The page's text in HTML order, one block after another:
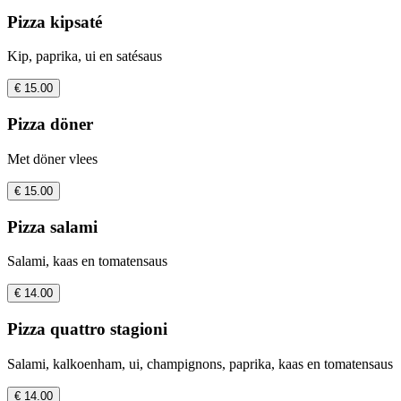
Pizza kipsaté
Kip, paprika, ui en satésaus
€ 15.00
Pizza döner
Met döner vlees
€ 15.00
Pizza salami
Salami, kaas en tomatensaus
€ 14.00
Pizza quattro stagioni
Salami, kalkoenham, ui, champignons, paprika, kaas en tomatensaus
€ 14.00